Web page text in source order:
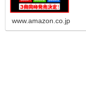
www.amazon.co.jp